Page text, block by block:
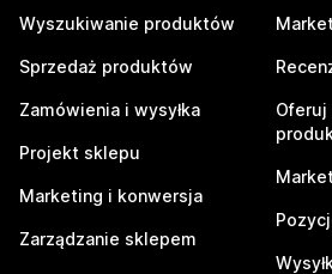
Wyszukiwanie produktów
Sprzedaż produktów
Zamówienia i wysyłka
Projekt sklepu
Marketing i konwersja
Zarządzanie sklepem